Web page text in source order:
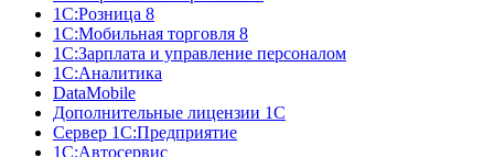
1С:Розница 8
1С:Мобильная торговля 8
1С:Зарплата и управление персоналом
1С:Аналитика
DataMobile
Дополнительные лицензии 1С
Сервер 1С:Предприятие
1С:Автосервис